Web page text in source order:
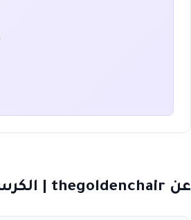
عن thegoldenchair | الكرسي الذهبي